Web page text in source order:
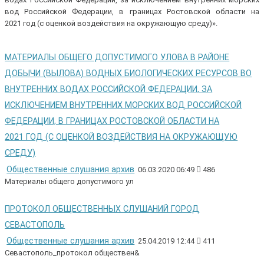
вод Российской Федерации, в границах Ростовской области на
2021 год (с оценкой воздействия на окружающую среду)».
МАТЕРИАЛЫ ОБЩЕГО ДОПУСТИМОГО УЛОВА В РАЙОНЕ
ДОБЫЧИ (ВЫЛОВА) ВОДНЫХ БИОЛОГИЧЕСКИХ РЕСУРСОВ ВО
ВНУТРЕННИХ ВОДАХ РОССИЙСКОЙ ФЕДЕРАЦИИ, ЗА
ИСКЛЮЧЕНИЕМ ВНУТРЕННИХ МОРСКИХ ВОД РОССИЙСКОЙ
ФЕДЕРАЦИИ, В ГРАНИЦАХ РОСТОВСКОЙ ОБЛАСТИ НА
2021 ГОД (С ОЦЕНКОЙ ВОЗДЕЙСТВИЯ НА ОКРУЖАЮЩУЮ
СРЕДУ)
Общественные слушания архив 06.03.2020 06:49
486
Материалы общего допустимого ул
ПРОТОКОЛ ОБЩЕСТВЕННЫХ СЛУШАНИЙ ГОРОД
СЕВАСТОПОЛЬ
Общественные слушания архив 25.04.2019 12:44
411
Севастополь_протокол обществен&